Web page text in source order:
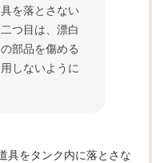
を落とさない
つ目は、漂白
部品を傷める
しないように
具をタンク内に落とさな